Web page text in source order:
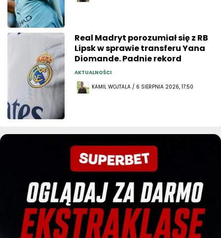
Real Madryt porozumiał się z RB
Lipsk w sprawie transferu Yana
Diomande. Padnie rekord
AKTUALNOŚCI
KAMIL WOJTALA / 6 SIERPNIA 2026, 17:50